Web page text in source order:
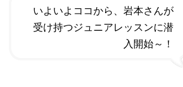
いよいよココから、岩本さんが
受け持つジュニアレッスンに潜
入開始～！